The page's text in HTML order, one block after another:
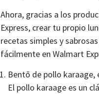
Ahora, gracias a los
Express, crear tu propio
recetas simples y
fácilmente en Walmart
Bentō de pollo karaage,
El pollo karaage es un